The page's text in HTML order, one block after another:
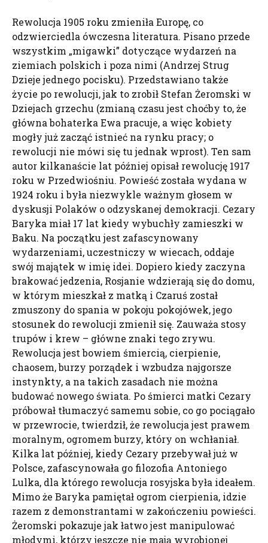
Rewolucja 1905 roku zmieniła Europę, co
odzwierciedla ówczesna literatura. Pisano przede
wszystkim „migawki” dotyczące wydarzeń na
ziemiach polskich i poza nimi (Andrzej Strug
Dzieje jednego pocisku). Przedstawiano także
życie po rewolucji, jak to zrobił Stefan Żeromski w
Dziejach grzechu (zmianą czasu jest choćby to, że
główna bohaterka Ewa pracuje, a więc kobiety
mogły już zacząć istnieć na rynku pracy; o
rewolucji nie mówi się tu jednak wprost). Ten sam
autor kilkanaście lat później opisał rewolucję 1917
roku w Przedwiośniu. Powieść została wydana w
1924 roku i była niezwykle ważnym głosem w
dyskusji Polaków o odzyskanej demokracji. Cezary
Baryka miał 17 lat kiedy wybuchły zamieszki w
Baku. Na początku jest zafascynowany
wydarzeniami, uczestniczy w wiecach, oddaje
swój majątek w imię idei. Dopiero kiedy zaczyna
brakować jedzenia, Rosjanie wdzierają się do domu,
w którym mieszkał z matką i Czaruś został
zmuszony do spania w pokoju pokojówek, jego
stosunek do rewolucji zmienił się. Zauważa stosy
trupów i krew – główne znaki tego zrywu.
Rewolucja jest bowiem śmiercią, cierpienie,
chaosem, burzy porządek i wzbudza najgorsze
instynkty, a na takich zasadach nie można
budować nowego świata. Po śmierci matki Cezary
próbował tłumaczyć samemu sobie, co go pociągało
w przewrocie, twierdził, że rewolucja jest prawem
moralnym, ogromem burzy, który on wchłaniał.
Kilka lat później, kiedy Cezary przebywał już w
Polsce, zafascynowała go filozofia Antoniego
Lulka, dla którego rewolucja rosyjska była ideałem.
Mimo że Baryka pamiętał ogrom cierpienia, idzie
razem z demonstrantami w zakończeniu powieści.
Żeromski pokazuje jak łatwo jest manipulować
młodymi, którzy jeszcze nie mają wyrobionej